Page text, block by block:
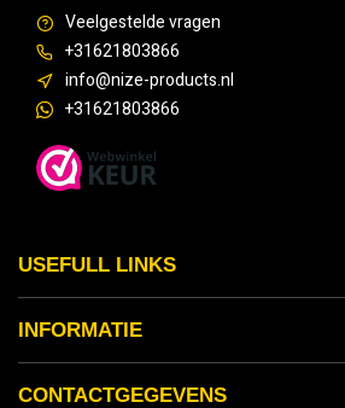
Veelgestelde vragen
+31621803866
info@nize-products.nl
+31621803866
USEFULL LINKS
INFORMATIE
CONTACTGEGEVENS